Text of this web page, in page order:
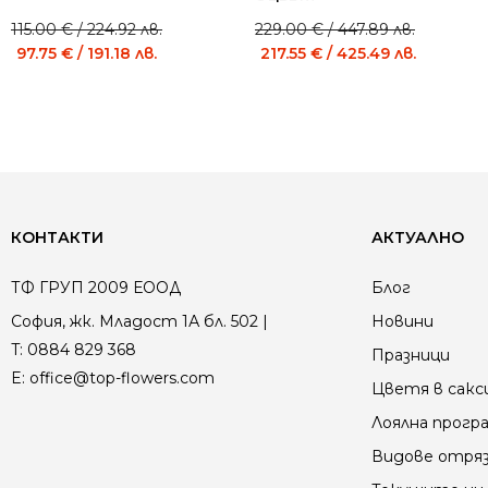
Original
price
115.00€/ 224.92 лв.
Current
price
97.75 € / 191.18 лв.
Original
price
229.00€/ 447.89 лв.
Current
price
217.55 € / 425.49 лв.
КОНТАКТИ
ТФ ГРУП 2009 ЕООД
София, жк. Младост 1А бл. 502 |
T: 0884 829 368
E: office@top-flowers.com
АКТУАЛНО
Блог
Новини
Празници
Цветя в
Лоялна
Видове